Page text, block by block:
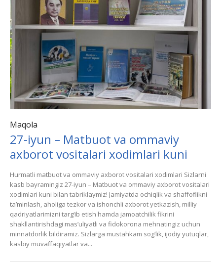
Maqola
27-iyun – Matbuot va ommaviy
axborot vositalari xodimlari kuni
Hurmatli matbuot va ommaviy axborot vositalari xodimlari Sizlarni
kasb bayramingiz 27-iyun – Matbuot va ommaviy axborot vositalari
xodimlari kuni bilan tabriklaymiz! Jamiyatda ochiqlik va shaffoflikni
ta’minlash, aholiga tezkor va ishonchli axborot yetkazish, milliy
qadriyatlarimizni targ‘ib etish hamda jamoatchilik fikrini
shakllantirishdagi mas’uliyatli va fidokorona mehnatingiz uchun
minnatdorlik bildiramiz. Sizlarga mustahkam sog‘lik, ijodiy yutuqlar,
kasbiy muvaffaqiyatlar va...